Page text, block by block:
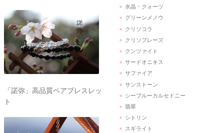
「諾弥」高品質ペアブレスレッ
ト
水晶・クォーツ
グリーンメノウ
クリソコラ
クリソプレーズ
クンツァイト
サードオニキス
サファイア
サンストーン
シーブルーカルセドニー
翡翠
シトリン
スギライト